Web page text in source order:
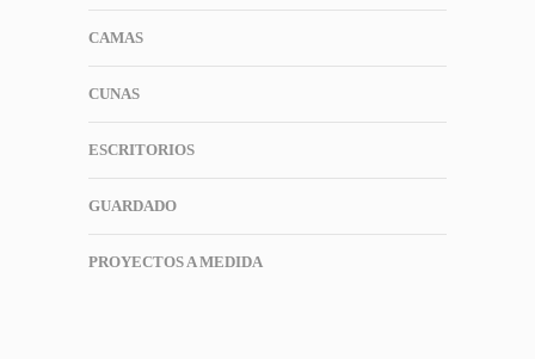
CAMAS
CUNAS
ESCRITORIOS
GUARDADO
PROYECTOS A MEDIDA